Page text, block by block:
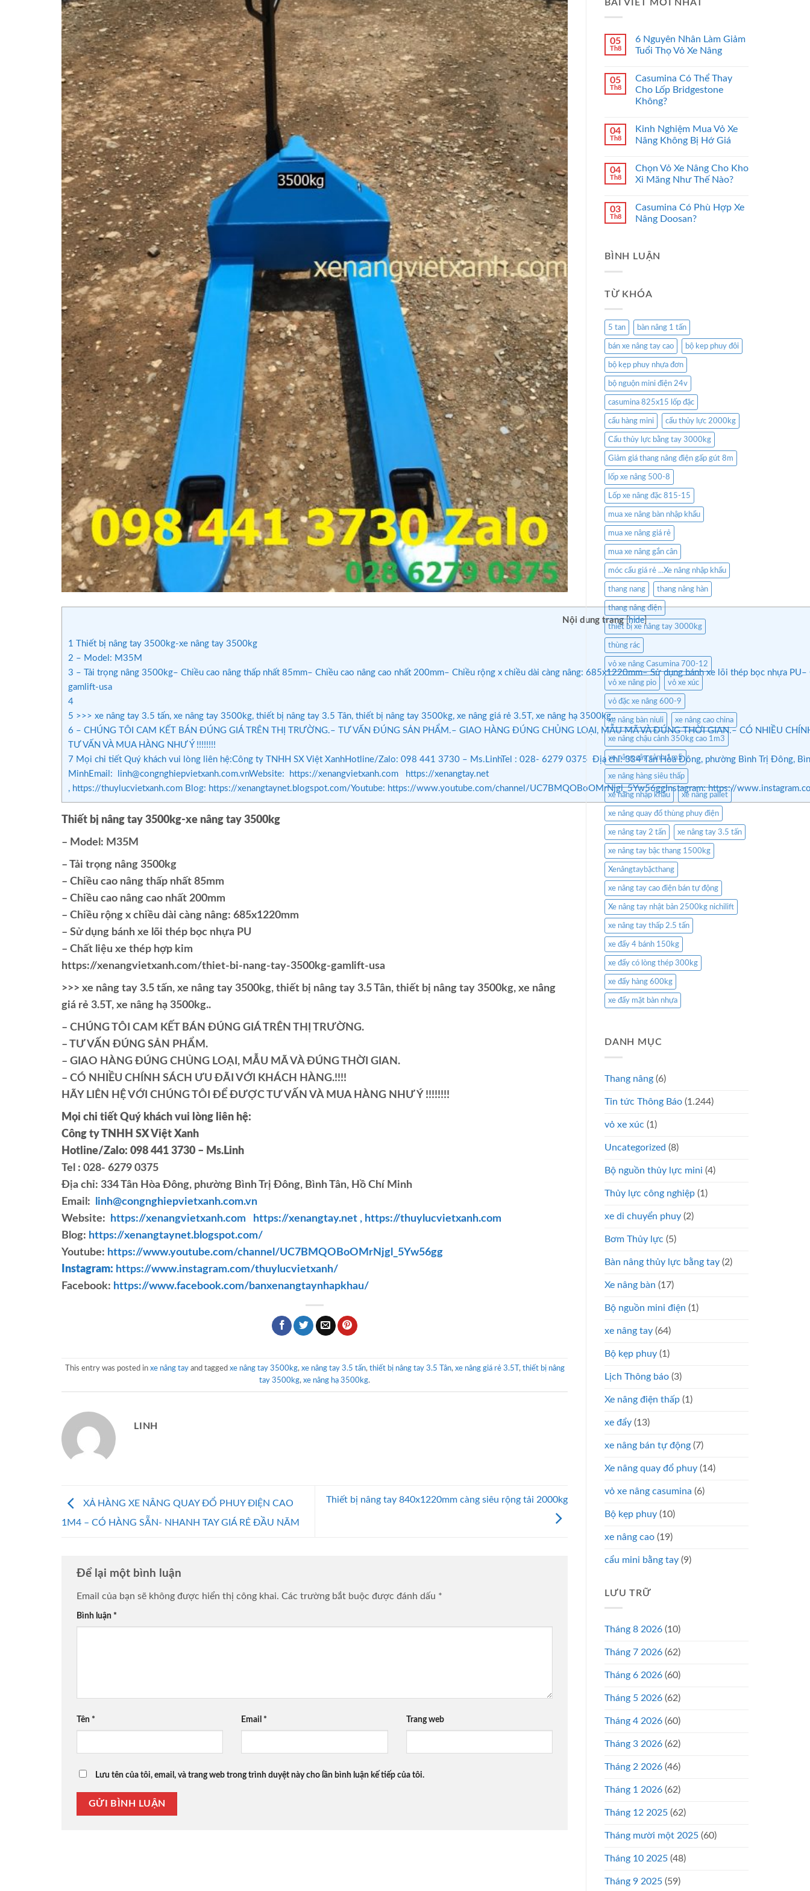
Nội dung trang [hide]
1
Thiết bị nâng tay 3500kg-xe nâng tay 3500kg
2 – Model: M35M
3 – Tải trọng nâng 3500kg– Chiều cao nâng thấp nhất 85mm– Chiều cao nâng cao nhất 200mm– Chiều rộng x chiều dài càng nâng: 685x1220mm– Sử dụng bánh xe lõi thép bọc nhựa
gamlift-usa
4
5 >>> xe nâng tay 3.5 tấn, xe nâng tay 3500kg, thiết bị nâng tay 3.5 Tân, thiết bị nâng tay 3500kg, xe nâng giá rẻ 3.5T, xe nâng hạ 3500kg..
6 – CHÚNG TÔI CAM KẾT BÁN ĐÚNG GIÁ TRÊN THỊ TRƯỜNG.– TƯ VẤN ĐÚNG SẢN PHẨM.– GIAO HÀNG ĐÚNG CHỦNG LOẠI, MẪU MÃ VÀ ĐÚNG THỜI GIAN.– CÓ NHIỀU
TƯ VẤN VÀ MUA HÀNG NHƯ Ý !!!!!!!!
7 Mọi chi tiết Quý khách vui lòng liên hệ:Công ty TNHH SX Việt XanhHotline/Zalo: 098 441 3730 – Ms.LinhTel : 028- 6279 0375 Địa chỉ: 334 Tân Hòa Đông, phường Bình Trị Đông,
MinhEmail: linh@congnghiepvietxanh.com.vnWebsite: https://xenangvietxanh.com https://xenangtay.net
, https://thuylucvietxanh.com Blog: https://xenangtaynet.blogspot.com/Youtube: https://www.youtube.com/channel/UC7BMQOBoOMrNjgl_5Yw56ggInstagram: https://
Thiết bị nâng tay 3500kg-xe nâng tay 3500kg
– Model: M35M
– Tải trọng nâng 3500kg
– Chiều cao nâng thấp nhất 85mm
– Chiều cao nâng cao nhất 200mm
– Chiều rộng x chiều dài càng nâng: 685x1220mm
– Sử dụng bánh xe lõi thép bọc nhựa PU
– Chất liệu xe thép hợp kim
https://xenangvietxanh.com/thiet-bi-nang-tay-3500kg-gamlift-usa
>>> xe nâng tay 3.5 tấn, xe nâng tay 3500kg, thiết bị nâng tay 3.5 Tân, thiết bị nâng tay 3500kg, xe nâng
giá rẻ 3.5T, xe nâng hạ 3500kg..
– CHÚNG TÔI CAM KẾT BÁN ĐÚNG GIÁ TRÊN THỊ TRƯỜNG.
– TƯ VẤN ĐÚNG SẢN PHẨM.
– GIAO HÀNG ĐÚNG CHỦNG LOẠI, MẪU MÃ VÀ ĐÚNG THỜI GIAN.
– CÓ NHIỀU CHÍNH SÁCH ƯU ĐÃI VỚI KHÁCH HÀNG.!!!!
HÃY LIÊN HỆ VỚI CHÚNG TÔI ĐỂ ĐƯỢC TƯ VẤN VÀ MUA HÀNG NHƯ Ý !!!!!!!!
Mọi chi tiết Quý khách vui lòng liên hệ:
Công ty TNHH SX Việt Xanh
Hotline/Zalo: 098 441 3730 – Ms.Linh
Tel : 028- 6279 0375
Địa chỉ: 334 Tân Hòa Đông, phường Bình Trị Đông, Bình Tân, Hồ Chí Minh
Email:
linh@congnghiepvietxanh.com.vn
Website:
https://xenangvietxanh.com https://xenangtay.net , https://thuylucvietxanh.com
Blog: https://xenangtaynet.blogspot.com/
Youtube: https://www.youtube.com/channel/UC7BMQOBoOMrNjgl_5Yw56gg
Instagram: https://www.instagram.com/thuylucvietxanh/
Facebook: https://www.facebook.com/banxenangtaynhapkhau/
This entry was posted in xe nâng tayand tagged xe nâng tay 3500kg, xe nâng tay 3.5 tấn, thiết bị nâng tay 3.5 Tân, xe nâng giá rẻ 3.5T , thiết bị nâng
tay 3500kg, xe nâng hạ 3500kg.
LINH
XẢ HÀNG XE NÂNG QUAY ĐỔ PHUY ĐIỆN CAO
1M4 – CÓ HÀNG SẴN- NHANH TAY GIÁ RẺ ĐẦU NĂM
Thiết bị nâng tay 840x1220mm càng siêu rộng tải 2000kg
Để lại một bình luận
Email của bạn sẽ không được hiển thị công khai. Các trường bắt buộc được đánh dấu *
Bình luận *
Tên * Email * Trang web
Lưu tên của tôi, email, và trang web trong trình duyệt này cho lần bình luận kế tiếp của tôi.
BÀI VIẾT MỚI NHẤT
05
Th8
6 Nguyên Nhân Làm Giảm
Tuổi Thọ Vỏ Xe Nâng
05
Th8
Casumina Có Thể Thay
Cho Lốp Bridgestone
Không?
04
Th8
Kinh Nghiệm Mua Vỏ Xe
Nâng Không Bị Hớ Giá
04
Th8
Chọn Vỏ Xe Nâng Cho Kho
Xi Măng Như Thế Nào?
03
Th8
Casumina Có Phù Hợp Xe
Nâng Doosan?
BÌNH LUẬN
TỪ KHÓA
5 tan bàn nâng 1 tấn
bán xe nâng tay cao bộ kep phuy đôi
bộ kẹp phuy nhựa đơn
bộ nguộn mini điện 24v
casumina 825x15 lốp đặc
cẩu hàng mini cẩu thủy lực 2000kg
Cẩu thủy lực bằng tay 3000kg
Giảm giá thang nâng điện gấp gút 8m
lốp xe nâng 500-8
Lốp xe nâng đặc 815-15
mua xe nâng bàn nhập khẩu
mua xe nâng giá rẻ
mua xe nâng gắn cân
móc cẩu giá rẻ ...Xe nâng nhập khẩu
thang nang thang nâng hàn
thang nâng điện
thiết bị xe nâng tay 3000kg
thùng rác
vỏ xe nâng Casumina 700-12
vỏ xe nâng pio vỏ xe xúc
vỏ đặc xe nâng 600-9
xe nâng bàn niuli xe nâng cao china
xe nâng chậu cảnh 350kg cao 1m3
xe nâng cây cảnh 1m5
xe nâng hàng siêu thấp
xe nâng nhập khẩu xe nâng pallet
xe nâng quay đổ thùng phuy điện
xe nâng tay 2 tấn xe nâng tay 3.5 tấn
xe nâng tay bậc thang 1500kg
Xenângtaybặcthang
xe nâng tay cao điện bán tự động
Xe nâng tay nhật bản 2500kg nichilift
xe nâng tay thấp 2.5 tấn
xe đẩy 4 bánh 150kg
xe đẩy có lòng thép 300kg
xe đẩy hàng 600kg
xe đẩy mặt bàn nhựa
DANH MỤC
Thang nâng (6)
Tin tức Thông Báo (1.244)
vỏ xe xúc (1)
Uncategorized (8)
Bộ nguồn thủy lực mini (4)
Thủy lực công nghiệp (1)
xe di chuyển phuy (2)
Bơm Thủy lực (5)
Bàn nâng thủy lực bằng tay (2)
Xe nâng bàn (17)
Bộ nguồn mini điện (1)
xe nâng tay (64)
Bộ kẹp phuy (1)
Lịch Thông báo (3)
Xe nâng điện thấp (1)
xe đẩy (13)
xe nâng bán tự động (7)
Xe nâng quay đổ phuy (14)
vỏ xe nâng casumina (6)
Bộ kẹp phuy (10)
xe nâng cao (19)
cẩu mini bằng tay (9)
LƯU TRỮ
Tháng 8 2026 (10)
Tháng 7 2026 (62)
Tháng 6 2026 (60)
Tháng 5 2026 (62)
Tháng 4 2026 (60)
Tháng 3 2026 (62)
Tháng 2 2026 (46)
Tháng 1 2026 (62)
Tháng 12 2025 (62)
Tháng mười một 2025 (60)
Tháng 10 2025 (48)
Tháng 9 2025 (59)